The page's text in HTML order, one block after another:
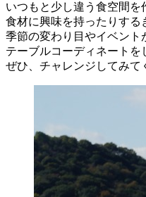
いつもと少し違う食空間を
食材に興味を持ったりする
季節の変わり目やイベント
テーブルコーディネートを
ぜひ、チャレンジしてみて